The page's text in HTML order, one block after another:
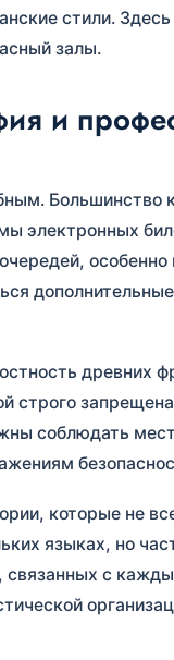
стили.
залы.
и
Большинство
электронных
особенно
древних
строго
соблюдать
которые не
языках, но
связанных с